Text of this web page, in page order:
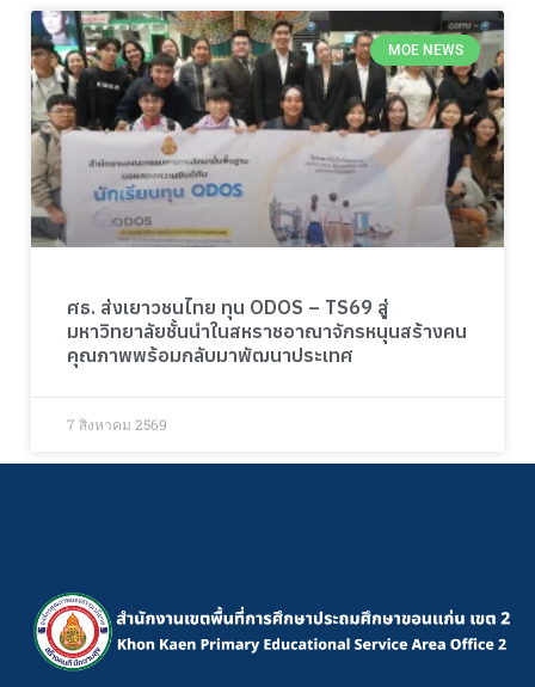
MOE NEWS
ศธ. ส่งเยาวชนไทย ทุน ODOS – TS69 สู่
มหาวิทยาลัยชั้นนำในสหราชอาณาจักรหนุนสร้างคน
คุณภาพพร้อมกลับมาพัฒนาประเทศ
7 สิงหาคม 2569